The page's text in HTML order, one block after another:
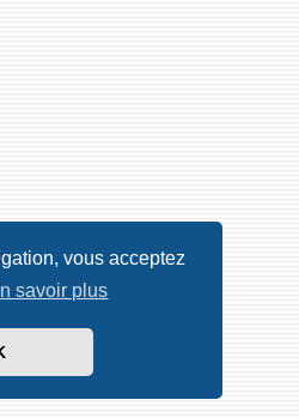
vous acceptez
savoir plus